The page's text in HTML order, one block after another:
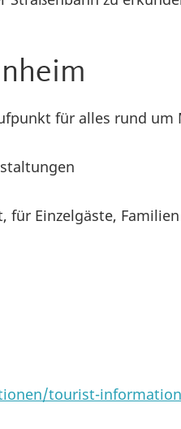
für alles rund um
für Einzelgäste,
tourist-